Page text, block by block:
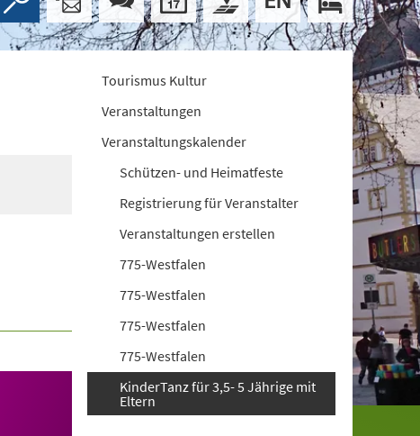
Tourismus Kultur
Veranstaltungen
Veranstaltungskalender
Schützen- und Heimatfeste
Registrierung für Veranstalter
Veranstaltungen erstellen
775-Westfalen
775-Westfalen
775-Westfalen
775-Westfalen
KinderTanz für 3,5- 5 Jährige mit
Eltern